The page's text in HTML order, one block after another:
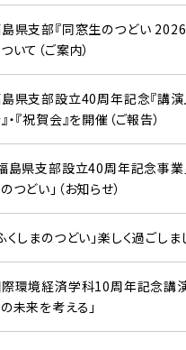
県支部『同窓生のつどい 2026
いて（ご案内）
県支部設立40周年記念『講演』
・『祝賀会』を開催（ご報告）
島県支部設立40周年記念事業
つどい」（お知らせ）
くしまのつどい」楽しく過ごし
環境経済学科10周年記念講演
未来を考える」